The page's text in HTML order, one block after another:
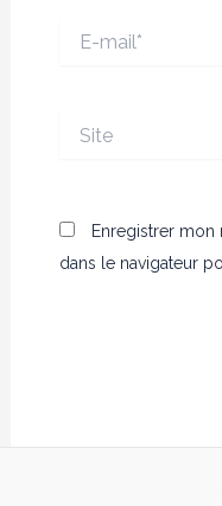
mail*
Enregistrer
dans le navigateur